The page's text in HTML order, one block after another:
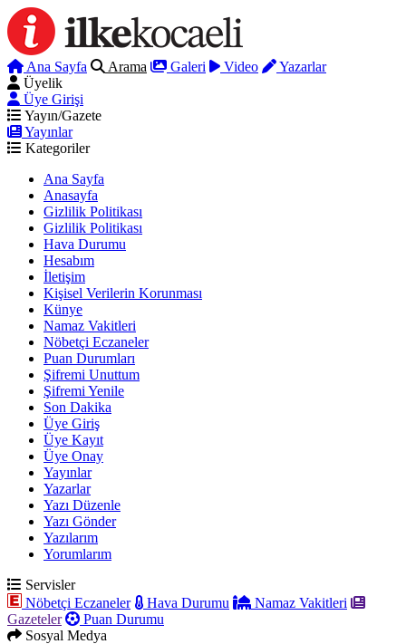
Ana Sayfa Arama Galeri Video
Yazarlar
Üyelik
Üye Girişi
Yayın/Gazete
Yayınlar
Kategoriler
Ana Sayfa
Anasayfa
Gizlilik Politikası
Gizlilik Politikası
Hava Durumu
Hesabım
İletişim
Kişisel Verilerin Korunması
Künye
Namaz Vakitleri
Nöbetçi Eczaneler
Puan Durumları
Şifremi Unuttum
Şifremi Yenile
Son Dakika
Üye Giriş
Üye Kayıt
Üye Onay
Yayınlar
Yazarlar
Yazı Düzenle
Yazı Gönder
Yazılarım
Yorumlarım
Servisler
Nöbetçi Eczaneler
Hava Durumu
Namaz Vakitleri
Gazeteler
Puan Durumu
Sosyal Medya